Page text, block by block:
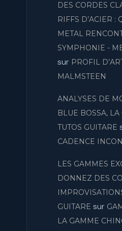
DES CORDES
RIFFS D’ACIER :
METAL
SYMPHONIE -
sur PROFIL
MALMSTEEN
ANALYSES DE
BLUE BOSSA,
TUTOS GUITARE
CADENCE
LES GAMMES
DONNEZ DES
GUITARE sur
LA GAMME